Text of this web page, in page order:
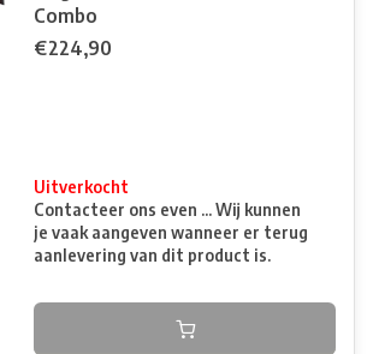
Combo
€224,90
Uitverkocht
Contacteer ons even ... Wij kunnen
je vaak aangeven wanneer er terug
aanlevering van dit product is.